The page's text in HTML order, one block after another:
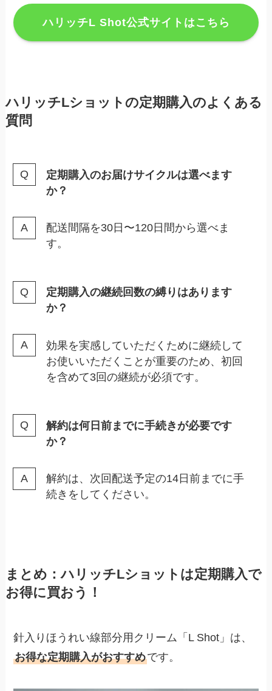
ハリッチL Shot公式サイトはこちら
ハリッチLショットの定期購入のよくある
質問
定期購入のお届けサイクルは選べます
か？
配送間隔を30日〜120日間から選べま
す。
定期購入の継続回数の縛りはあります
か？
効果を実感していただくために継続して
お使いいただくことが重要のため、初回
を含めて3回の継続が必須です。
解約は何日前までに手続きが必要です
か？
解約は、次回配送予定の14日前までに手
続きをしてください。
まとめ：ハリッチLショットは定期購入で
お得に買おう！
針入りほうれい線部分用クリーム「L Shot」は、
お得な定期購入がおすすめです。